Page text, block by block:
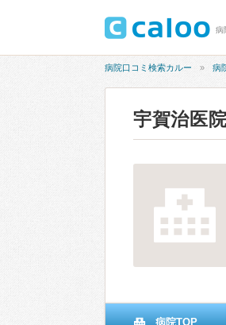
病
病院口コミ検索カルー 病
宇賀治医
病院TOP